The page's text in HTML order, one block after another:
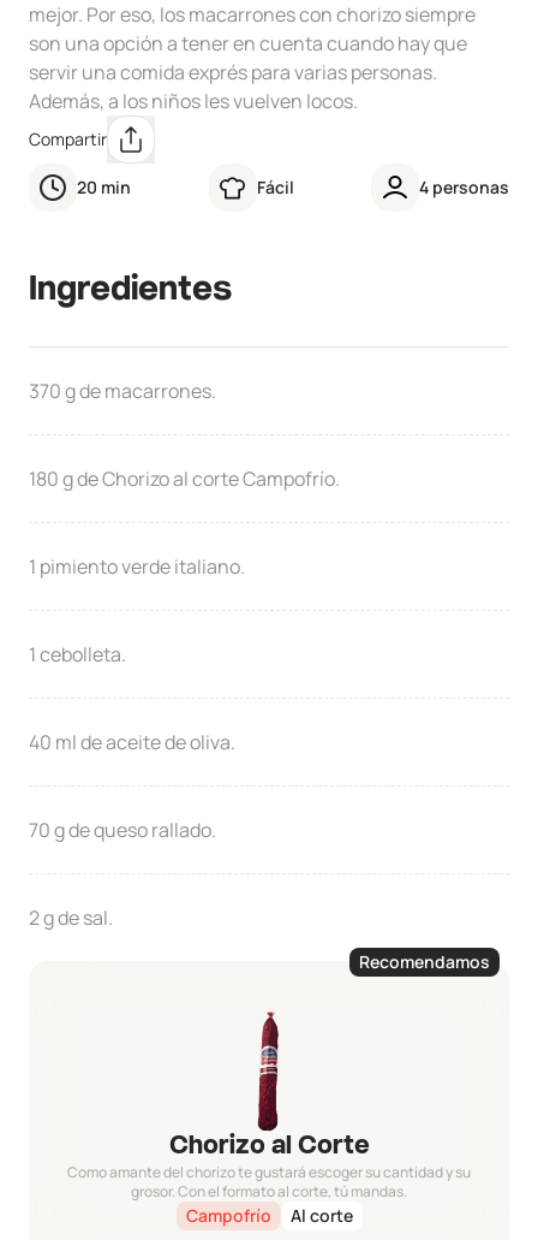
mejor. Por eso, los macarrones con chorizo siempre
son una opción a tener en cuenta cuando hay que
servir una comida exprés para varias personas.
Además, a los niños les vuelven locos.
Compartir
20 min Fácil 4 personas
Ingredientes
370 g de macarrones.
180 g de Chorizo al corte Campofrío.
1 pimiento verde italiano.
1 cebolleta.
40 ml de aceite de oliva.
70 g de queso rallado.
2 g de sal.
Chorizo al Corte
Como amante del chorizo te gustará escoger su cantidad y su
grosor. Con el formato al corte, tú mandas.
Campofrío Al corte
Recomendamos